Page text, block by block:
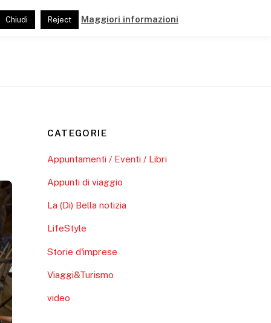
Pubblicazioni Link e Partner
CATEGORIE
Appuntamenti / Eventi / Libri
Appunti di viaggio
La (Di) Bella notizia
LifeStyle
Storie d'imprese
Viaggi&Turismo
video
Chiudi Reject Maggiori informazioni